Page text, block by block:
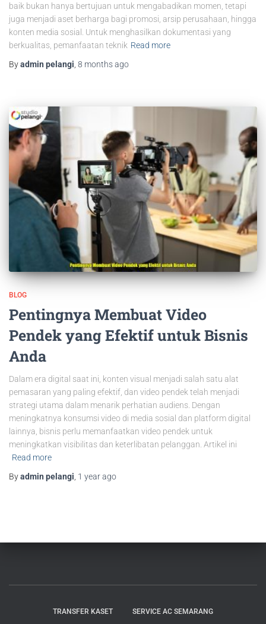
baik bukan hanya bertujuan untuk mengabadikan momen, tetapi
juga menjadi aset berharga bagi promosi, arsip perusahaan, hingga
konten media sosial. Untuk menghasilkan dokumentasi yang
berkualitas, pemanfaatan teknik Read more
Byadmin pelangi 8 monthsago
BLOG
Pentingnya Membuat Video
Pendek yang Efektif untuk Bisnis
Anda
Dalam era digital saat ini, konten visual menjadi salah satu alat
pemasaran yang paling efektif, dan video pendek telah menjadi
strategi utama dalam menarik perhatian audiens. Dengan
meningkatnya konsumsi video di media sosial dan platform digital
lainnya, bisnis perlu memanfaatkan video pendek untuk
meningkatkan visibilitas dan keterlibatan pelanggan. Artikel ini
Read more
Byadmin pelangi, 1 yearago
TRANSFER KASET SERVICE AC SEMARANG